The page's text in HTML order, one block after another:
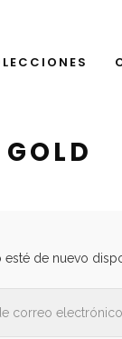
esté de nuevo